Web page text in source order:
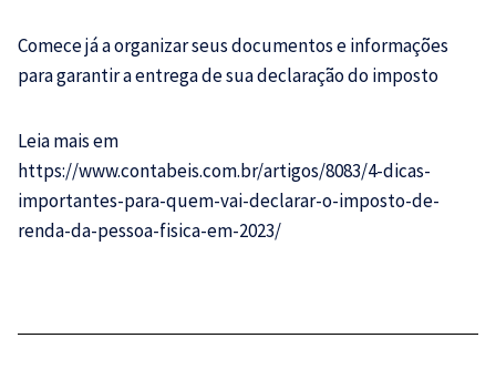
Comece já a organizar seus documentos e informações
para garantir a entrega de sua declaração doimposto
Leia mais em
https://www.contabeis.com.br/artigos/8083/4-dicas-
importantes-para-quem-vai-declarar-o-imposto-de-
renda-da-pessoa-fisica-em-2023/